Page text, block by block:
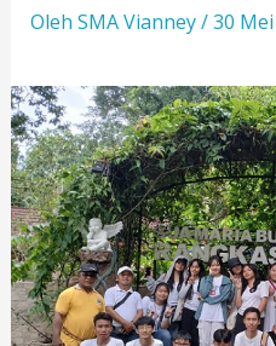
Oleh SMA Vianney/30